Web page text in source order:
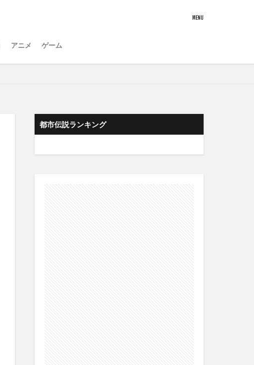
アニメ ゲーム
都市伝説ランキング